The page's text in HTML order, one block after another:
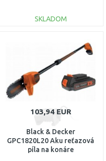
SKLADOM
Porovnať
103,94 EUR
Black & Decker
GPC1820L20 Aku reťazová
píla na konáre